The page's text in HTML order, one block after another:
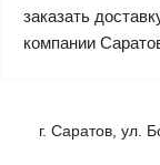
заказать
компании
г. Саратов, ул.